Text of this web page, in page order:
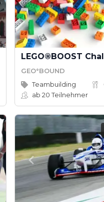
LEGO®BOOST
GEO°BOUND
Teambuilding
ab 20Teilnehmer